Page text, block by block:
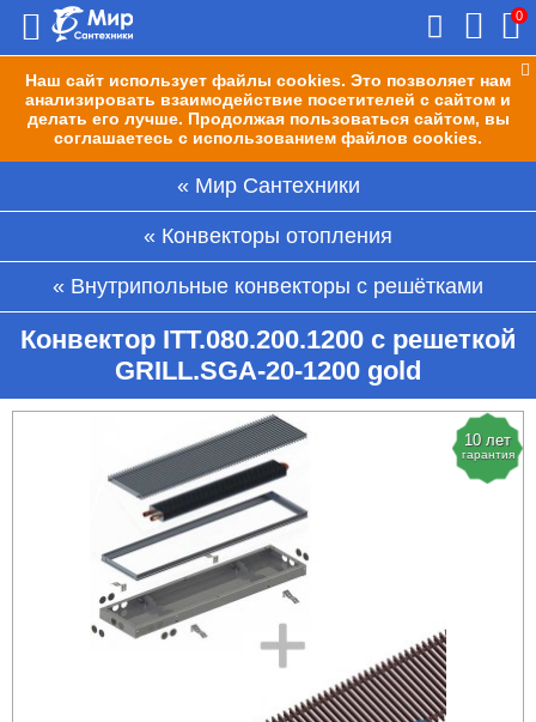
Наш сайт использует файлы cookies. Это позволяет нам
анализировать взаимодействие посетителей с сайтом и
делать его лучше. Продолжая пользоваться сайтом, вы
соглашаетесь с использованием файлов cookies.
0
Мир Сантехники
Конвекторы отопления
Внутрипольные конвекторы с решётками
Конвектор ITT.080.200.1200 с решеткой
GRILL.SGA-20-1200 gold
10 лет
гарантия